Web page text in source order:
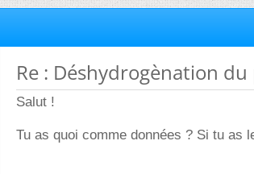
Re : Déshydrogènation
Salut !
Tu as quoi comme données ? Si tu as